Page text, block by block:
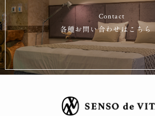
Contact
各種お問い合わせはこちら